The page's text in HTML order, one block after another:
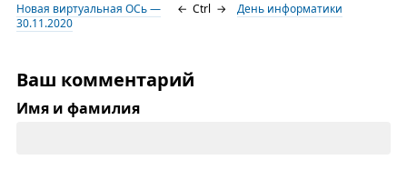
Новая виртуальная ОСь —
30.11.2020
← Ctrl → День информатики
Ваш комментарий
Имя и фамилия